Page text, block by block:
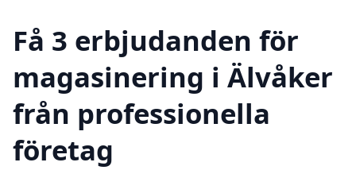
Få 3 erbjudanden för
magasinering i Älvåker
från professionella
företag